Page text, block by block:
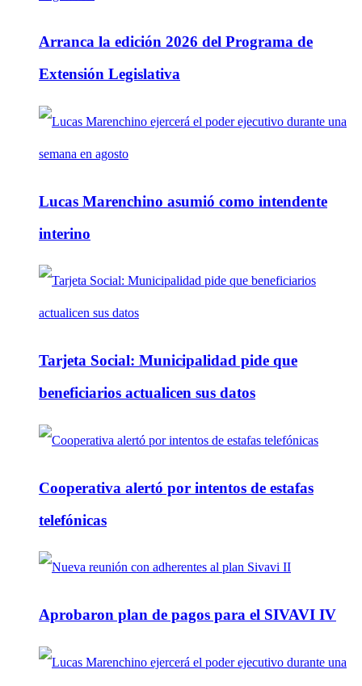
Arranca la edición 2026 del Programa de
Extensión Legislativa
Lucas Marenchino asumió como intendente
interino
Tarjeta Social: Municipalidad pide que
beneficiarios actualicen sus datos
Cooperativa alertó por intentos de estafas
telefónicas
Aprobaron plan de pagos para el SIVAVI IV